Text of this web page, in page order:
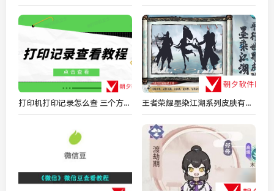
打印机打印记录怎么查 三个方法请收好 王者荣耀墨染江湖系列皮肤有谁-王者荣耀墨染江湖系列皮肤介绍